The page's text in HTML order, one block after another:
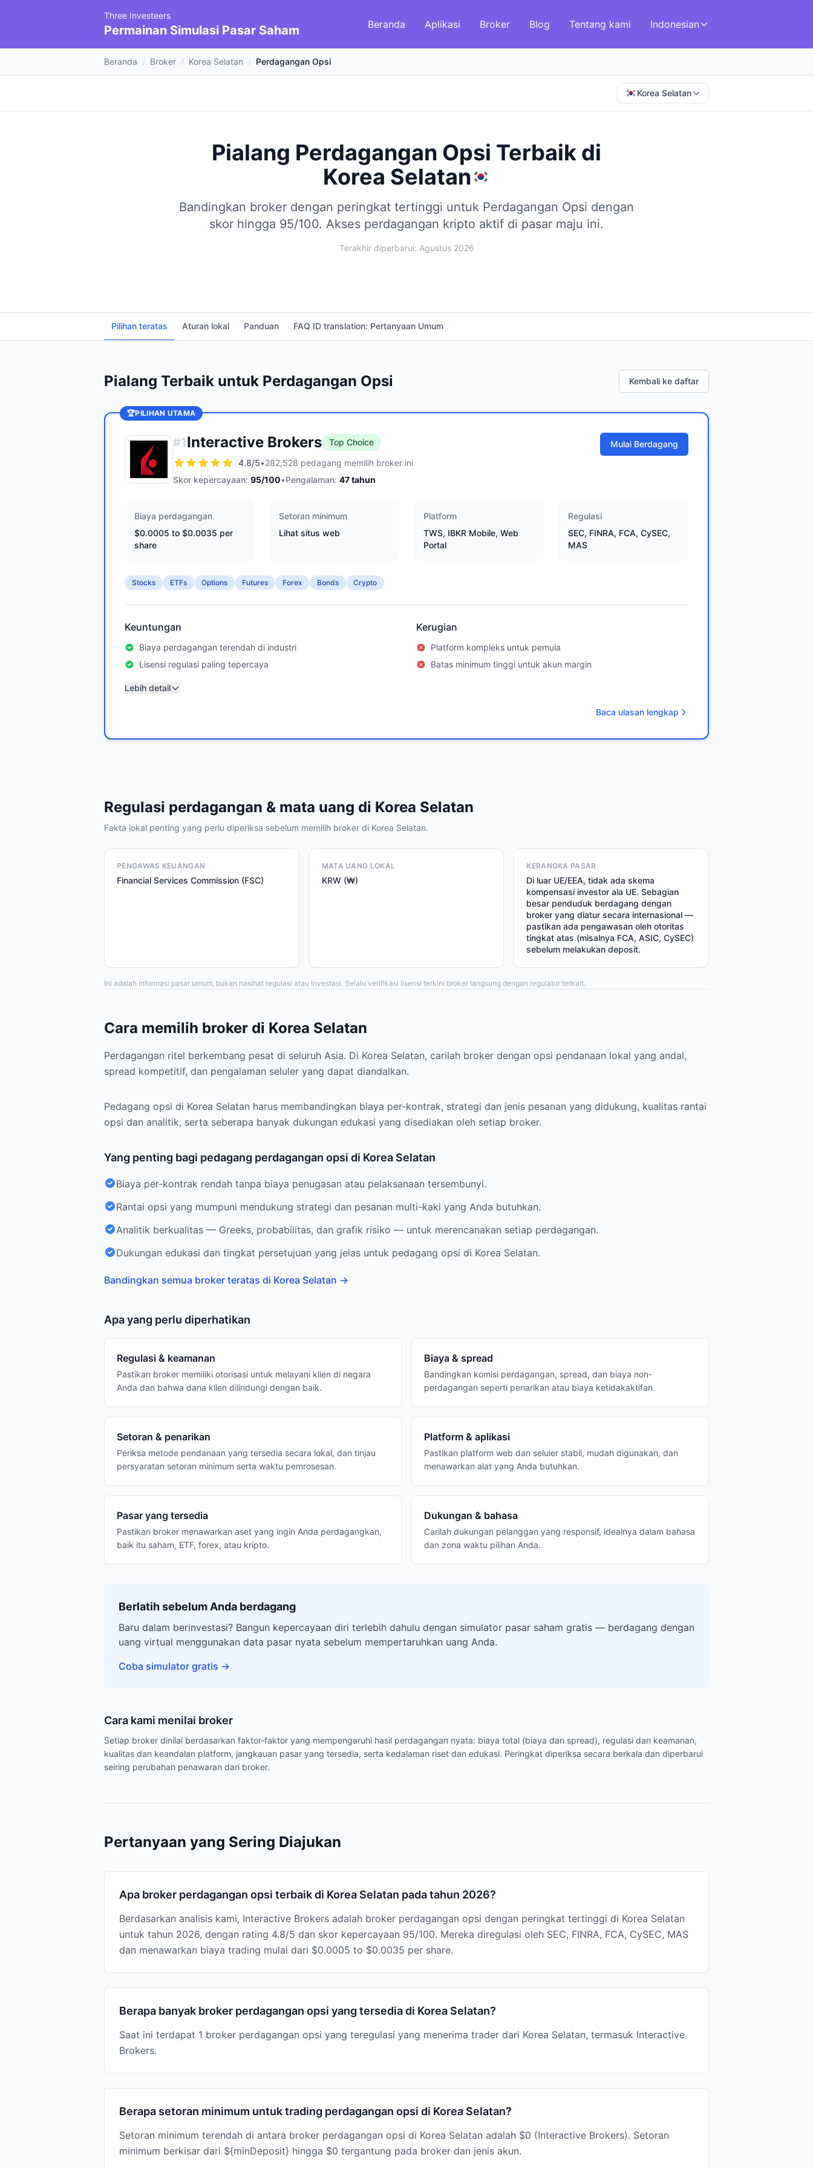
Three Investeers
Permainan Simulasi Pasar Saham Beranda Aplikasi Broker Blog Tentang kami Indonesian
Beranda / Broker / Korea Selatan / Perdagangan Opsi
Korea Selatan
Pialang Perdagangan Opsi Terbaik di
Korea Selatan
Bandingkan broker dengan peringkat tertinggi untuk Perdagangan Opsi dengan
skor hingga 95/100. Akses perdagangan kripto aktif di pasar maju ini.
Terakhir diperbarui: Agustus 2026
Pilihan teratas Aturan lokal Panduan FAQ ID translation: Pertanyaan Umum
Pialang Terbaik untuk Perdagangan Opsi Kembali ke daftar
🏆PILIHAN UTAMA
#1Interactive Brokers
Top Choice
4.8/5•282,528 pedagang memilih broker ini
Skor kepercayaan: 95/100•Pengalaman: 47tahun
Mulai Berdagang
Biaya perdagangan
$0.0005 to $0.0035 per
share
Setoran minimum
Lihat situs web
Platform
TWS, IBKR Mobile, Web
Portal
Regulasi
SEC, FINRA, FCA, CySEC,
MAS
Stocks ETFs Options Futures Forex Bonds Crypto
Keuntungan
Biaya perdagangan terendah di industri
Lisensi regulasi paling tepercaya
Kerugian
Platform kompleks untuk pemula
Batas minimum tinggi untuk akun margin
Lebih detail
Baca ulasan lengkap
Regulasi perdagangan & mata uang di Korea Selatan
Fakta lokal penting yang perlu diperiksa sebelum memilih broker di Korea Selatan.
PENGAWAS KEUANGAN
Financial Services Commission (FSC)
MATA UANG LOKAL
KRW (₩)
KERANGKA PASAR
Di luar UE/EEA, tidak ada skema
kompensasi investor ala UE. Sebagian
besar penduduk berdagang dengan
broker yang diatur secara internasional —
pastikan ada pengawasan oleh otoritas
tingkat atas (misalnya FCA, ASIC, CySEC)
sebelum melakukan deposit.
Ini adalah informasi pasar umum, bukan nasihat regulasi atau investasi. Selalu verifikasi lisensi terkini broker langsung dengan regulator terkait.
Cara memilih broker di Korea Selatan
Perdagangan ritel berkembang pesat di seluruh Asia. Di Korea Selatan, carilah broker dengan opsi pendanaan lokal yang andal,
spread kompetitif, dan pengalaman seluler yang dapat diandalkan.
Pedagang opsi di Korea Selatan harus membandingkan biaya per-kontrak, strategi dan jenis pesanan yang didukung, kualitas rantai
opsi dan analitik, serta seberapa banyak dukungan edukasi yang disediakan oleh setiap broker.
Yang penting bagi pedagang perdagangan opsi di Korea Selatan
Biaya per-kontrak rendah tanpa biaya penugasan atau pelaksanaan tersembunyi.
Rantai opsi yang mumpuni mendukung strategi dan pesanan multi-kaki yang Anda butuhkan.
Analitik berkualitas — Greeks, probabilitas, dan grafik risiko — untuk merencanakan setiap perdagangan.
Dukungan edukasi dan tingkat persetujuan yang jelas untuk pedagang opsi di Korea Selatan.
Bandingkan semua broker teratas di Korea Selatan →
Apa yang perlu diperhatikan
Regulasi & keamanan
Pastikan broker memiliki otorisasi untuk melayani klien di negara
Anda dan bahwa dana klien dilindungi dengan baik.
Biaya & spread
Bandingkan komisi perdagangan, spread, dan biaya non-
perdagangan seperti penarikan atau biaya ketidakaktifan.
Setoran & penarikan
Periksa metode pendanaan yang tersedia secara lokal, dan tinjau
persyaratan setoran minimum serta waktu pemrosesan.
Platform & aplikasi
Pastikan platform web dan seluler stabil, mudah digunakan, dan
menawarkan alat yang Anda butuhkan.
Pasar yang tersedia
Pastikan broker menawarkan aset yang ingin Anda perdagangkan,
baik itu saham, ETF, forex, atau kripto.
Dukungan & bahasa
Carilah dukungan pelanggan yang responsif, idealnya dalam bahasa
dan zona waktu pilihan Anda.
Berlatih sebelum Anda berdagang
Baru dalam berinvestasi? Bangun kepercayaan diri terlebih dahulu dengan simulator pasar saham gratis — berdagang dengan
uang virtual menggunakan data pasar nyata sebelum mempertaruhkan uang Anda.
Coba simulator gratis →
Cara kami menilai broker
Setiap broker dinilai berdasarkan faktor-faktor yang mempengaruhi hasil perdagangan nyata: biaya total (biaya dan spread), regulasi dan keamanan,
kualitas dan keandalan platform, jangkauan pasar yang tersedia, serta kedalaman riset dan edukasi. Peringkat diperiksa secara berkala dan diperbarui
seiring perubahan penawaran dari broker.
Pertanyaan yang Sering Diajukan
Apa broker perdagangan opsi terbaik di Korea Selatan pada tahun 2026?
Berdasarkan analisis kami, Interactive Brokers adalah broker perdagangan opsi dengan peringkat tertinggi di Korea Selatan
untuk tahun 2026, dengan rating 4.8/5 dan skor kepercayaan 95/100. Mereka diregulasi oleh SEC, FINRA, FCA, CySEC, MAS
dan menawarkan biaya trading mulai dari $0.0005 to $0.0035 per share.
Berapa banyak broker perdagangan opsi yang tersedia di Korea Selatan?
Saat ini terdapat 1 broker perdagangan opsi yang teregulasi yang menerima trader dari Korea Selatan, termasuk Interactive
Brokers.
Berapa setoran minimum untuk trading perdagangan opsi di Korea Selatan?
Setoran minimum terendah di antara broker perdagangan opsi di Korea Selatan adalah $0 (Interactive Brokers). Setoran
minimum berkisar dari ${minDeposit} hingga $0 tergantung pada broker dan jenis akun.